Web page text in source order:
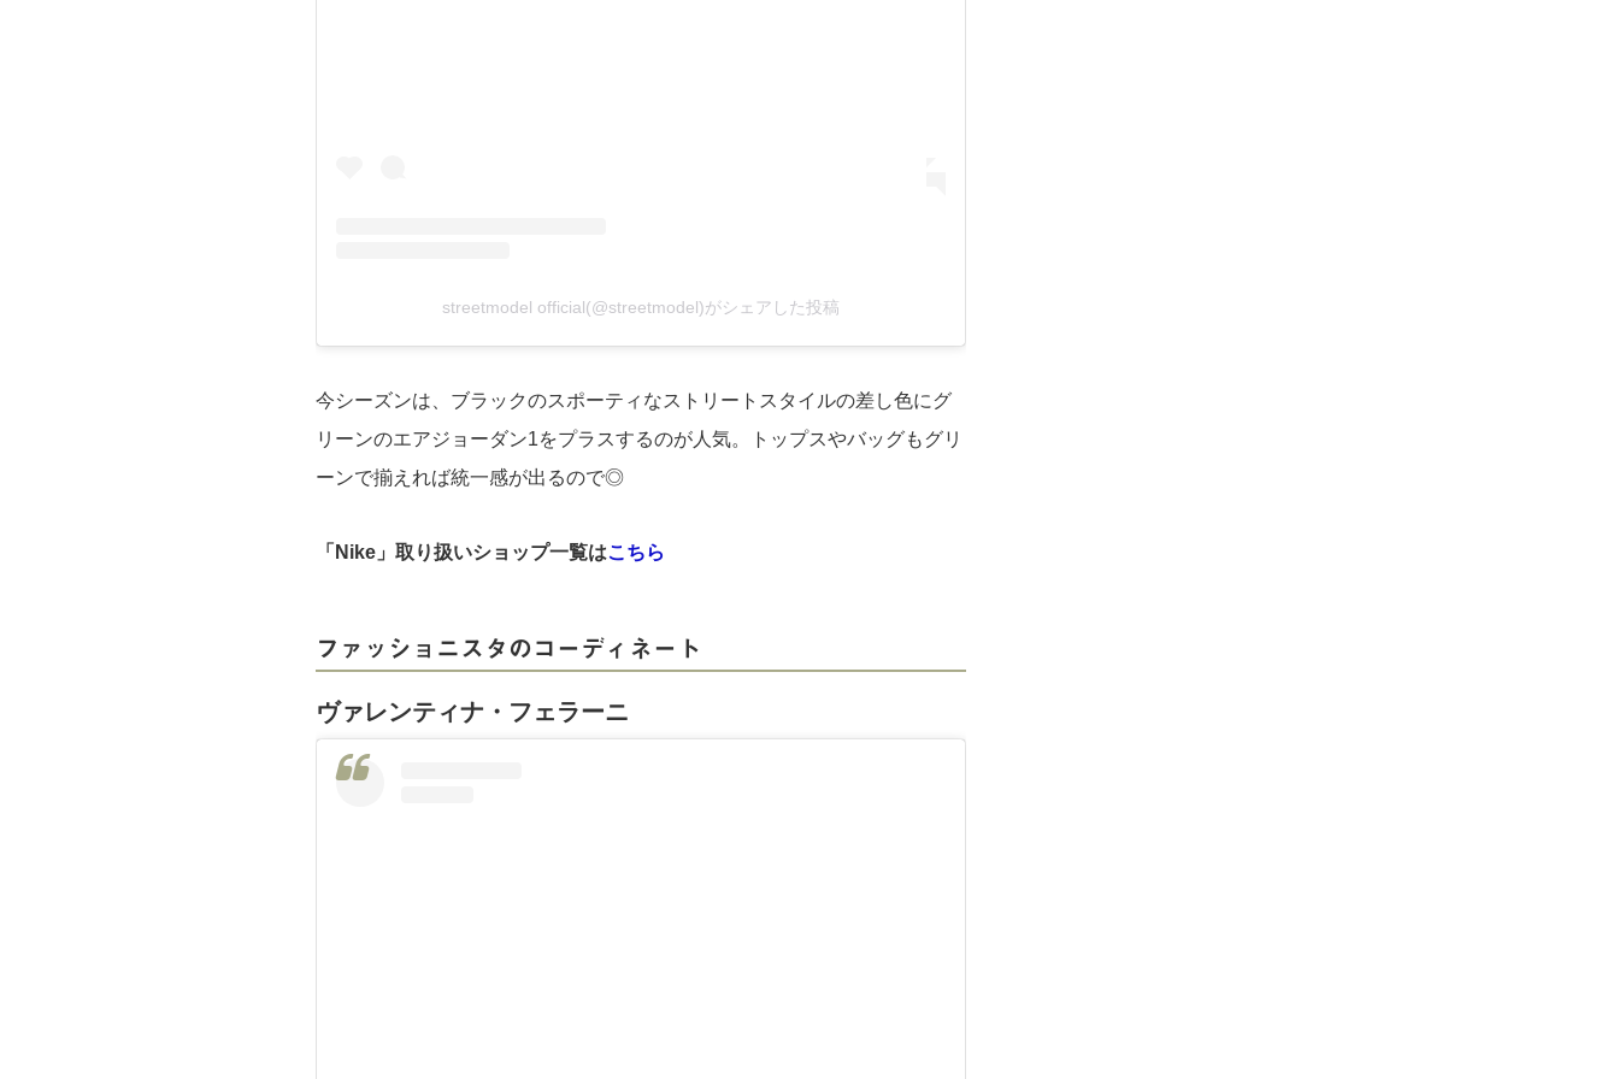
streetmodel official(@streetmodel)がシェアした投稿
今シーズンは、ブラックのスポーティなストリートスタイルの差し色にグ
リーンのエアジョーダン1をプラスするのが人気。トップスやバッグもグリ
ーンで揃えれば統一感が出るので◎
「Nike」取り扱いショップ一覧はこちら
ファッショニスタのコーディネート
ヴァレンティナ・フェラーニ